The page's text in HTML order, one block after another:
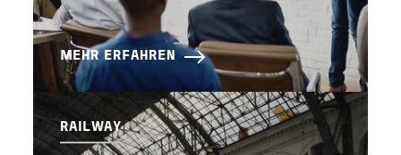
MEHR ERFAHREN
RAILWAY